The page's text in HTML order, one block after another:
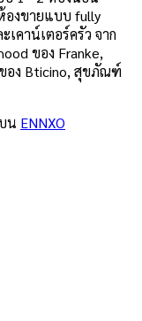
องขายแบบ fully
คาน์เตอร์ครัว จาก
ของ Franke,
อง Bticino, สุขภัณฑ์
น ENNXO